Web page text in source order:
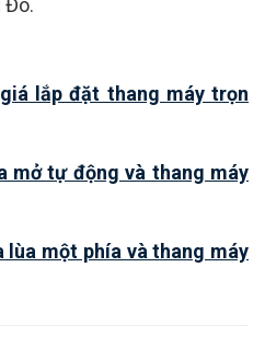
Đô.
lắp đặt thang máy trọn
mở tự động và thang máy
lùa một phía và thang máy